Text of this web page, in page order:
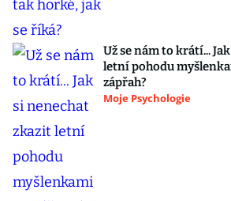
Už se nám to krátí...
letní pohodu
zápřah?
Moje Psychologie